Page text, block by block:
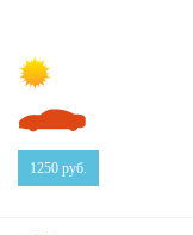
1250 руб.